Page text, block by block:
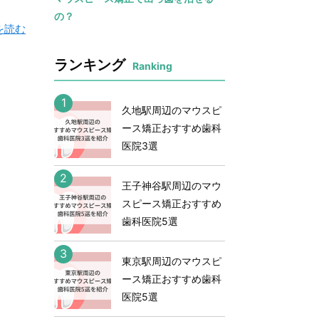
読む
の？
ランキング Ranking
1
久地駅周辺のマウスピ
ース矯正おすすめ歯科
医院3選
2
王子神谷駅周辺のマウ
スピース矯正おすすめ
歯科医院5選
3
東京駅周辺のマウスピ
ース矯正おすすめ歯科
医院5選